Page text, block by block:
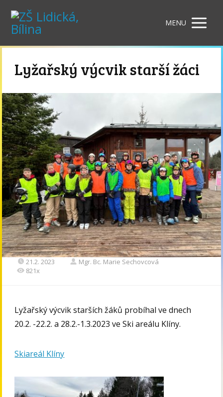
MENU
Lyžařský výcvik starší žáci
21.2. 2023
Mgr. Bc. Marie Sechovcová
821x
Lyžařský výcvik starších žáků probíhal ve dnech
20.2. -22.2. a 28.2.-1.3.2023 ve Ski areálu Klíny.
Skiareál Klíny